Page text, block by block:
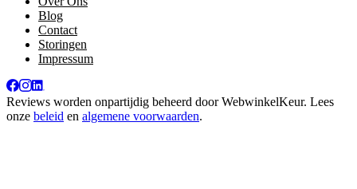
Blog
Contact
Storingen
Impressum
Reviews worden onpartijdig beheerd doorWebwinkelKeur. Lees
onze beleid en algemene voorwaarden.